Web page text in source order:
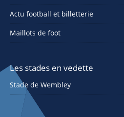
Actu football et billetterie
Maillots de foot
Les stades en vedette
Stade de Wembley